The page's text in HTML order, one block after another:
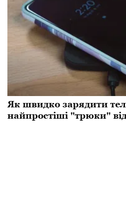
Як швидко зарядити
найпростіші "трюки"